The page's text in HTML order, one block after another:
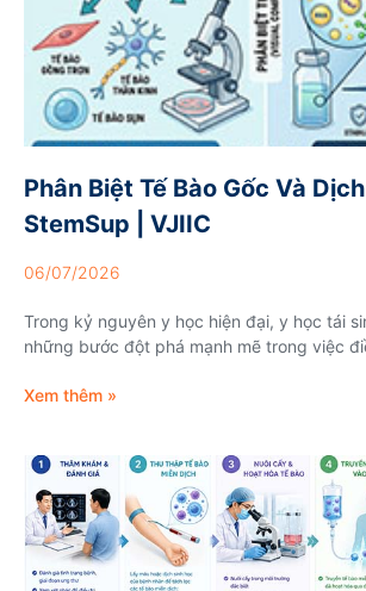
Phân Biệt Tế Bào Gốc Và
StemSup | VJIIC
06/07/2026
Trong kỷ nguyên y học hiện đại, y học tái
những bước đột phá mạnh mẽ trong việc
Xem thêm »